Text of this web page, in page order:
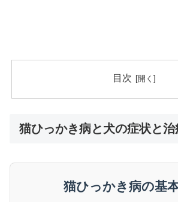
目次
猫ひっかき病と犬の症状と治
猫ひっかき病の基